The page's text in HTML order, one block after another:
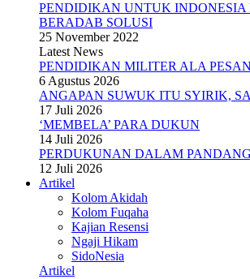
PENDIDIKAN UNTUK INDONESIA
BERADAB SOLUSI
25 November 2022
Latest News
PENDIDIKAN MILITER ALA
6 Agustus 2026
ANGAPAN SUWUK ITU SYIRIK,
17 Juli 2026
‘MEMBELA’ PARA DUKUN
14 Juli 2026
PERDUKUNAN DALAM
12 Juli 2026
Artikel
Kolom Akidah
Kolom Fuqaha
Kajian Resensi
Ngaji Hikam
SidoNesia
Artikel